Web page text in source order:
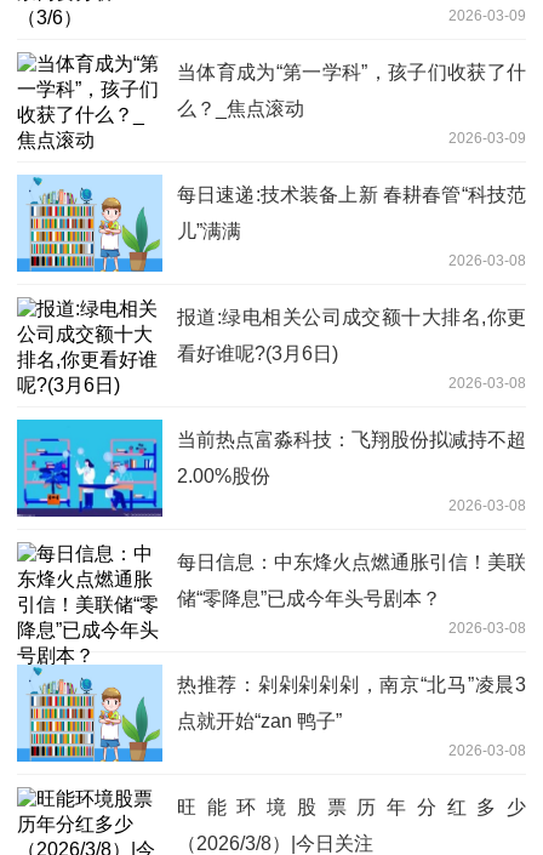
2026-03-09
当体育成为“第一学科”，孩子们收获了什
么？_焦点滚动
2026-03-09
每日速递:技术装备上新 春耕春管“科技范
儿”满满
2026-03-08
报道:绿电相关公司成交额十大排名,你更
看好谁呢?(3月6日)
2026-03-08
当前热点富淼科技：飞翔股份拟减持不超
2.00%股份
2026-03-08
每日信息：中东烽火点燃通胀引信！美联
储“零降息”已成今年头号剧本？
2026-03-08
热推荐：剁剁剁剁剁，南京“北马”凌晨3
点就开始“zan 鸭子”
2026-03-08
旺能环境股票历年分红多少
（2026/3/8）|今日关注